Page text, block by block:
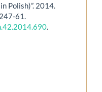
Polish)”. 2014.
61.
.